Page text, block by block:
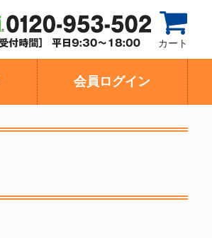
カート
会員ログイン